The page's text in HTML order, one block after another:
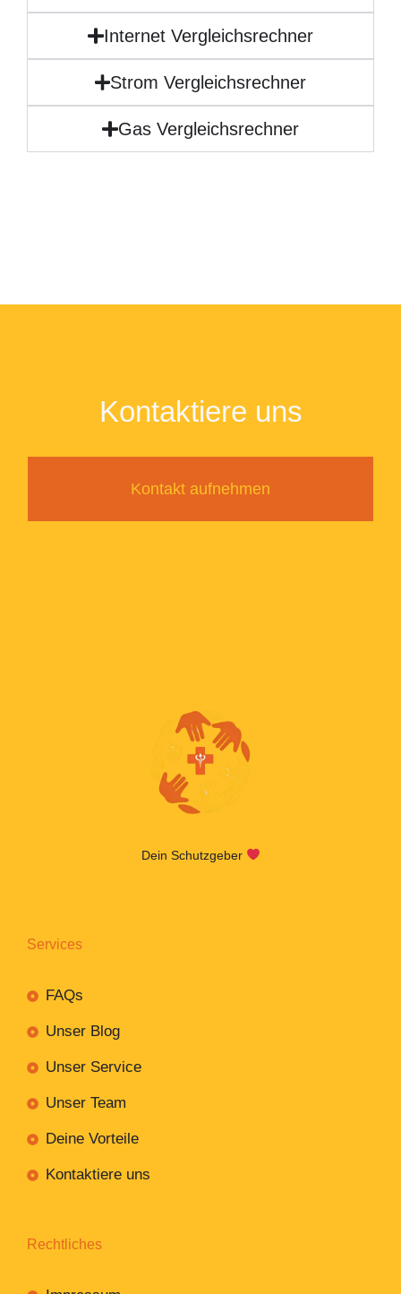
Internet Vergleichsrechner
Strom Vergleichsrechner
Gas Vergleichsrechner
Kontaktiere uns
Kontakt aufnehmen
Dein Schutzgeber
Services
FAQs
Unser Blog
Unser Service
Unser Team
Deine Vorteile
Kontaktiere uns
Rechtliches